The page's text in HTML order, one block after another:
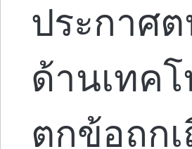
ประกาศ
ด้านเทคโ
ตกข้อถก